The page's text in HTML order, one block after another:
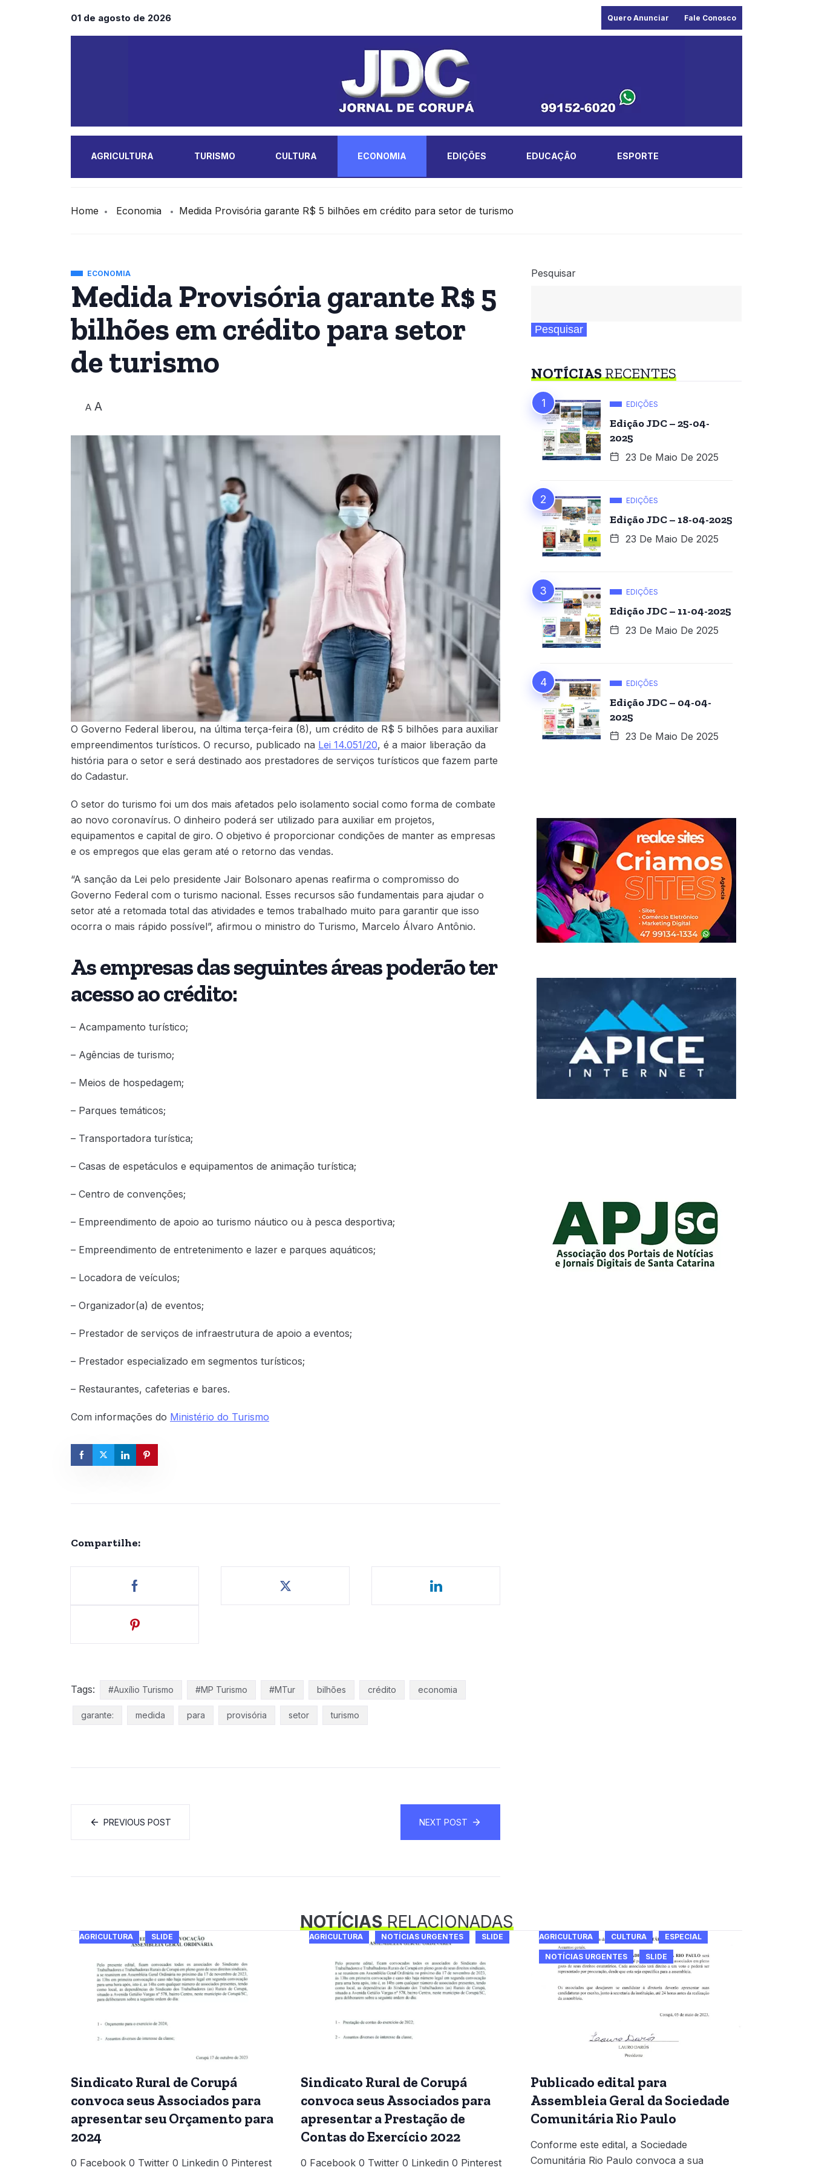
01 de agosto de 2026 Quero Anunciar Fale Conosco
AGRICULTURA TURISMO CULTURA ECONOMIA EDIÇÕES EDUCAÇÃO ESPORTE
Home Economia Medida Provisória garante R$ 5 bilhões em crédito para setor de turismo
ECONOMIA
Medida Provisória garante R$ 5
bilhões em crédito para setor
de turismo
A A
O Governo Federal liberou, na última terça-feira (8), um crédito de R$ 5 bilhões para auxiliar
empreendimentos turísticos. O recurso, publicado na Lei 14.051/20, é a maior liberação da
história para o setor e será destinado aos prestadores de serviços turísticos que fazem parte
do Cadastur.
O setor do turismo foi um dos mais afetados pelo isolamento social como forma de combate
ao novo coronavírus. O dinheiro poderá ser utilizado para auxiliar em projetos,
equipamentos e capital de giro. O objetivo é proporcionar condições de manter as empresas
e os empregos que elas geram até o retorno das vendas.
“A sanção da Lei pelo presidente Jair Bolsonaro apenas reafirma o compromisso do
Governo Federal com o turismo nacional. Esses recursos são fundamentais para ajudar o
setor até a retomada total das atividades e temos trabalhado muito para garantir que isso
ocorra o mais rápido possível”, afirmou o ministro do Turismo, Marcelo Álvaro Antônio.
As empresas das seguintes áreas poderão ter
acesso ao crédito:
– Acampamento turístico;
– Agências de turismo;
– Meios de hospedagem;
– Parques temáticos;
– Transportadora turística;
– Casas de espetáculos e equipamentos de animação turística;
– Centro de convenções;
– Empreendimento de apoio ao turismo náutico ou à pesca desportiva;
– Empreendimento de entretenimento e lazer e parques aquáticos;
– Locadora de veículos;
– Organizador(a) de eventos;
– Prestador de serviços de infraestrutura de apoio a eventos;
– Prestador especializado em segmentos turísticos;
– Restaurantes, cafeterias e bares.
Com informações do Ministério do Turismo
Compartilhe:
Tags: #Auxílio Turismo #MP Turismo #MTur bilhões crédito economia
garante: medida para provisória setor turismo
PREVIOUS POST NEXT POST
Pesquisar
Pesquisar
NOTÍCIASRECENTES
EDIÇÕES
Edição JDC – 25-04-
2025
23 De Maio De 2025
EDIÇÕES
Edição JDC – 18-04-2025
23 De Maio De 2025
EDIÇÕES
Edição JDC – 11-04-2025
23 De Maio De 2025
EDIÇÕES
Edição JDC – 04-04-
2025
23 De Maio De 2025
NOTÍCIASRELACIONADAS
AGRICULTURA SLIDE
Sindicato Rural de Corupá
convoca seus Associados para
apresentar seu Orçamento para
2024
0 Facebook 0 Twitter 0 Linkedin 0 Pinterest
AGRICULTURA NOTÍCIAS URGENTES SLIDE
Sindicato Rural de Corupá
convoca seus Associados para
apresentar a Prestação de
Contas do Exercício 2022
0 Facebook 0 Twitter 0 Linkedin 0 Pinterest
AGRICULTURA CULTURA ESPECIAL
NOTÍCIAS URGENTES SLIDE
Publicado edital para
Assembleia Geral da Sociedade
Comunitária Rio Paulo
Conforme este edital, a Sociedade
Comunitária Rio Paulo convoca a sua